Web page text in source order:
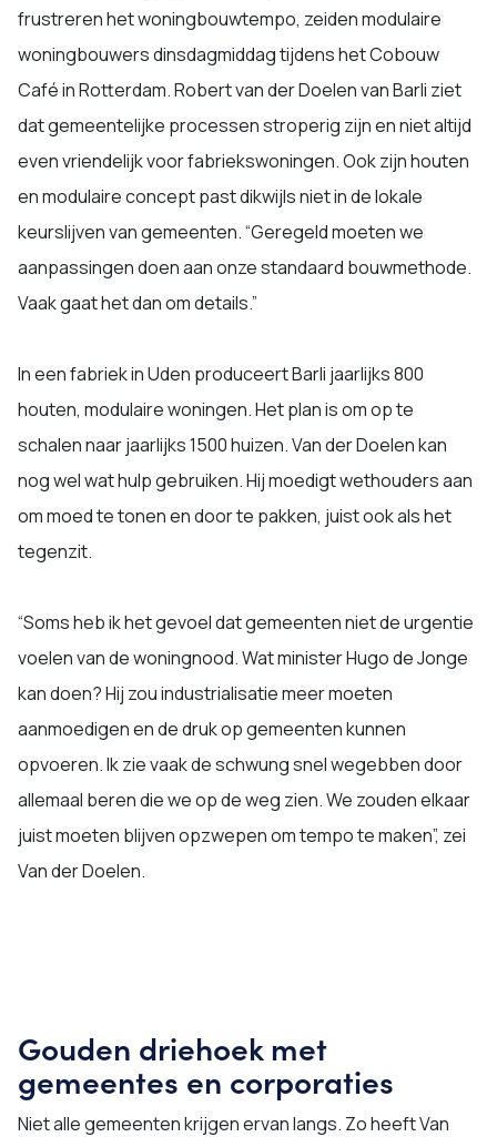
frustreren het woningbouwtempo, zeiden modulaire
woningbouwers dinsdagmiddag tijdens het Cobouw
Café in Rotterdam. Robert van der Doelen van Barli ziet
dat gemeentelijke processen stroperig zijn en niet altijd
even vriendelijk voor fabriekswoningen. Ook zijn houten
en modulaire concept past dikwijls niet in de lokale
keurslijven van gemeenten. “Geregeld moeten we
aanpassingen doen aan onze standaard bouwmethode.
Vaak gaat het dan om details.”
In een fabriek in Uden produceert Barli jaarlijks 800
houten, modulaire woningen. Het plan is om op te
schalen naar jaarlijks 1500 huizen. Van der Doelen kan
nog wel wat hulp gebruiken. Hij moedigt wethouders aan
om moed te tonen en door te pakken, juist ook als het
tegenzit.
“Soms heb ik het gevoel dat gemeenten niet de urgentie
voelen van de woningnood. Wat minister Hugo de Jonge
kan doen? Hij zou industrialisatie meer moeten
aanmoedigen en de druk op gemeenten kunnen
opvoeren. Ik zie vaak de schwung snel wegebben door
allemaal beren die we op de weg zien. We zouden elkaar
juist moeten blijven opzwepen om tempo te maken”, zei
Van der Doelen.
Gouden driehoek met
gemeentes en corporaties
Niet alle gemeenten krijgen ervan langs. Zo heeft Van